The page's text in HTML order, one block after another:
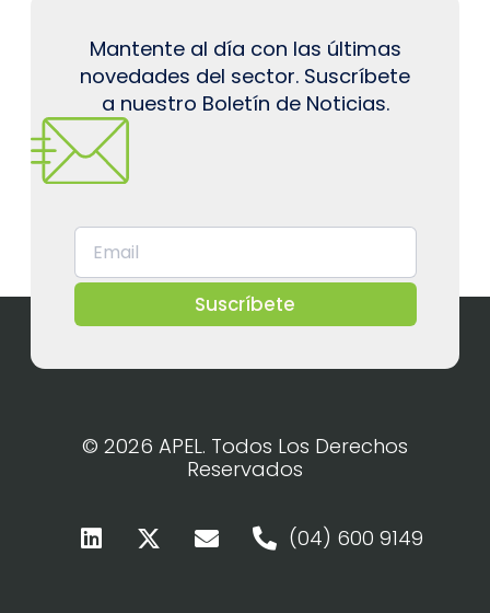
Mantente al día con las últimas
novedades del sector. Suscríbete
a nuestro Boletín de Noticias.
Suscríbete
© 2026 APEL. Todos Los Derechos
Reservados
(04) 600 9149